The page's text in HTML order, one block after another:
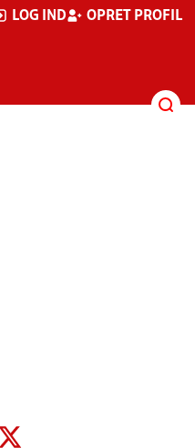
LOG IND OPRET PROFIL